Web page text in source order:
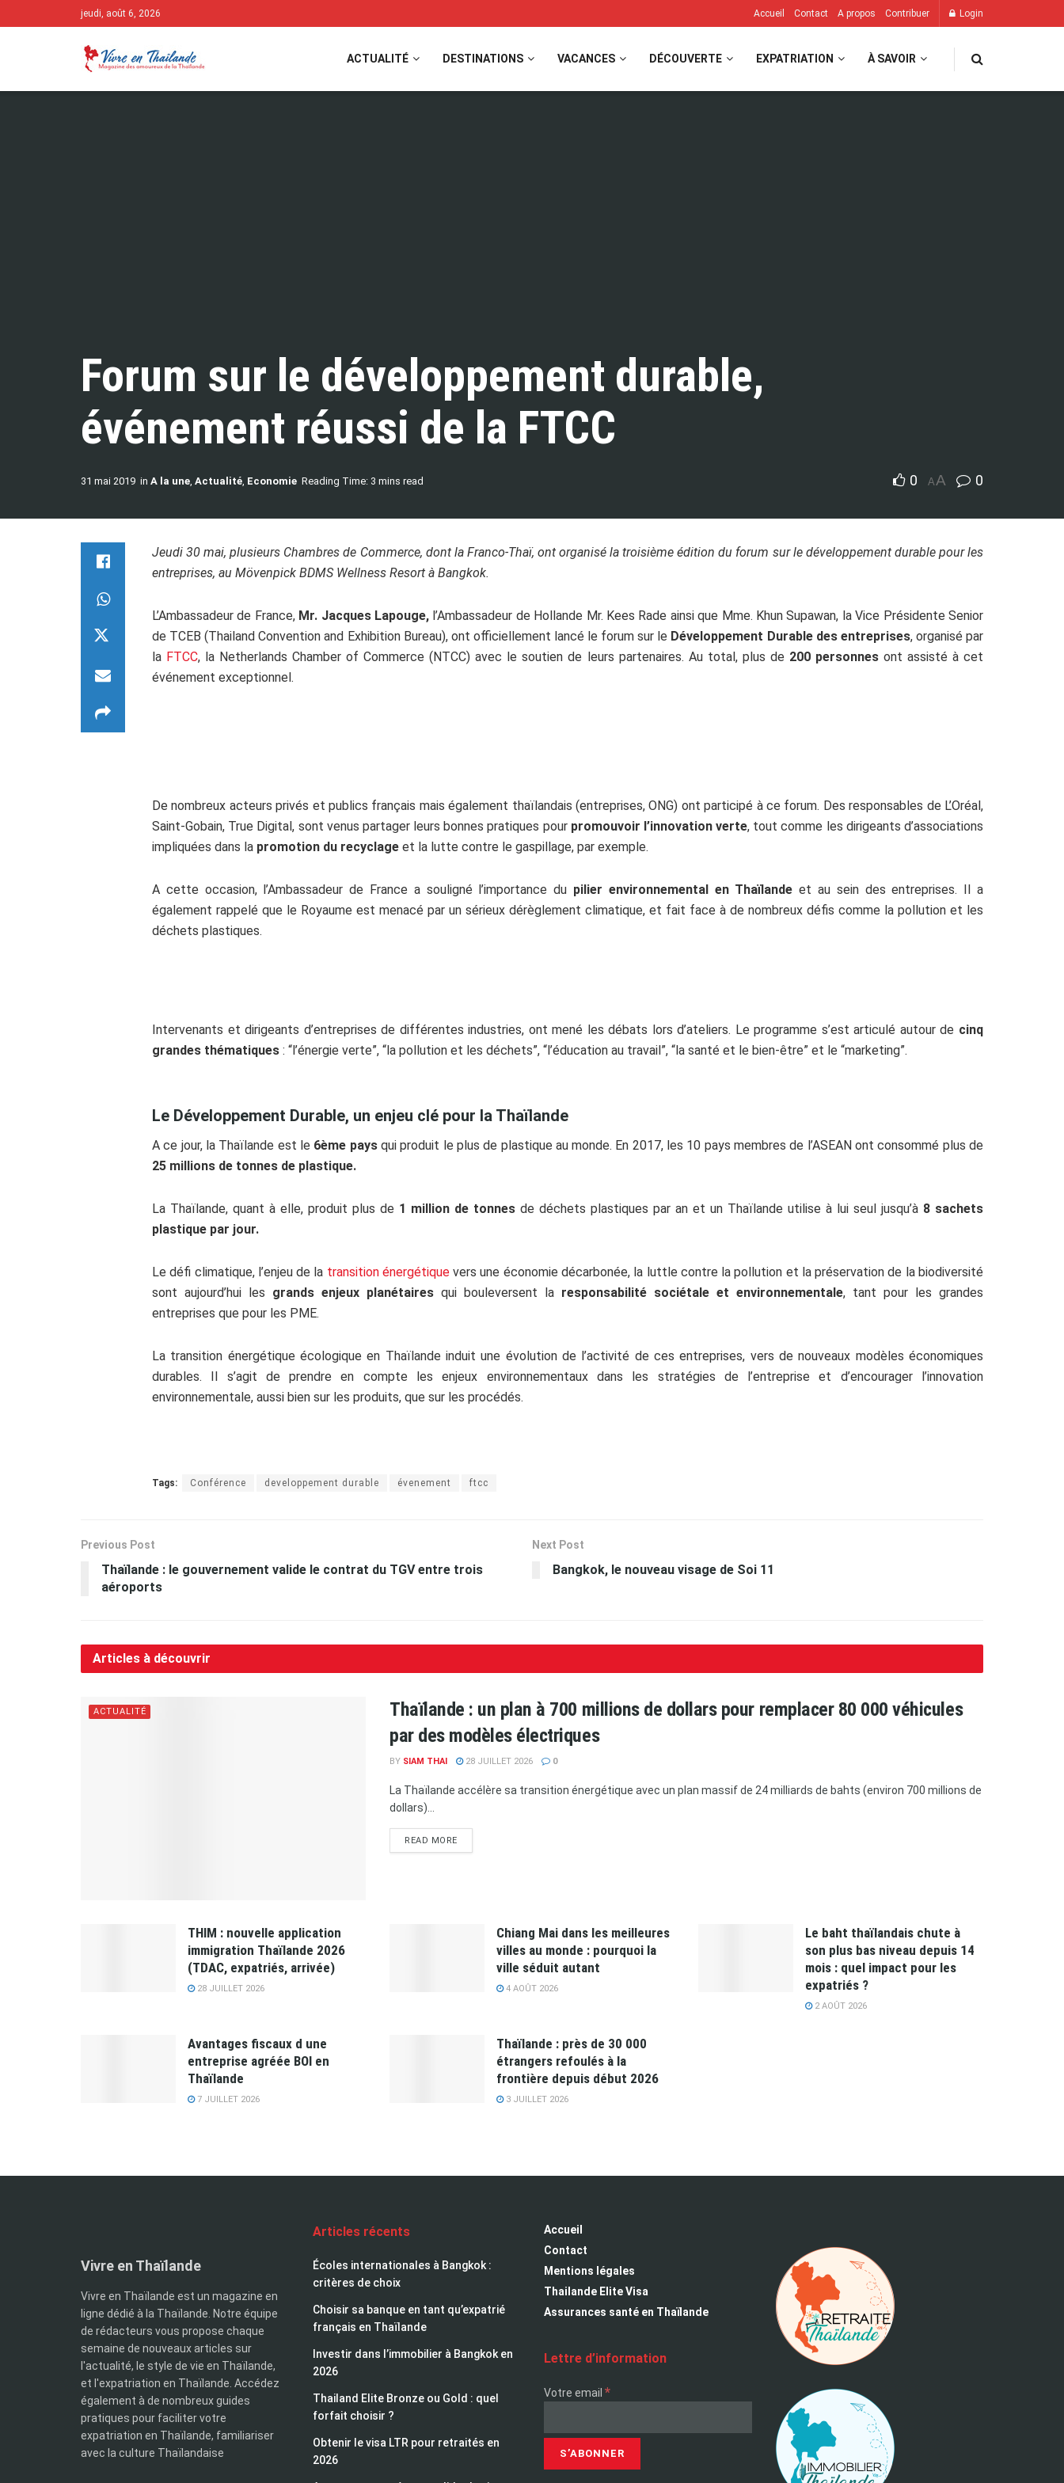
jeudi, août 6, 2026 Accueil Contact A propos Contribuer Login
ACTUALITÉ DESTINATIONS VACANCES DÉCOUVERTE EXPATRIATION À SAVOIR
Forum sur le développement durable,
événement réussi de la FTCC
31 mai 2019 in A la une, Actualité, Economie Reading Time: 3 mins read 0 AA 0
Jeudi 30 mai, plusieurs Chambres de Commerce, dont la Franco-Thaï, ont organisé la troisième édition du forum sur le développement durable pour les
entreprises, au Mövenpick BDMS Wellness Resort à Bangkok.
L’Ambassadeur de France, Mr. Jacques Lapouge, l’Ambassadeur de Hollande Mr. Kees Rade ainsi que Mme. Khun Supawan, la Vice Présidente Senior
de TCEB (Thailand Convention and Exhibition Bureau), ont officiellement lancé le forum sur le Développement Durable des entreprises, organisé par
la FTCC, la Netherlands Chamber of Commerce (NTCC) avec le soutien de leurs partenaires. Au total, plus de 200 personnesont assisté à cet
événement exceptionnel.
De nombreux acteurs privés et publics français mais également thaïlandais (entreprises, ONG) ont participé à ce forum. Des responsables de L’Oréal,
Saint-Gobain, True Digital, sont venus partager leurs bonnes pratiques pour promouvoir l’innovation verte, tout comme les dirigeants d’associations
impliquées dans la promotion du recyclage et la lutte contre le gaspillage, par exemple.
A cette occasion, l’Ambassadeur de France a souligné l’importance du pilier environnemental en Thaïlande et au sein des entreprises. Il a
également rappelé que le Royaume est menacé par un sérieux dérèglement climatique, et fait face à de nombreux défis comme la pollution et les
déchets plastiques.
Intervenants et dirigeants d’entreprises de différentes industries, ont mené les débats lors d’ateliers. Le programme s’est articulé autour de cinq
grandes thématiques : “l’énergie verte”, “la pollution et les déchets”, “l’éducation au travail”, “la santé et le bien-être” et le “marketing”.
Le Développement Durable, un enjeu clé pour la Thaïlande
A ce jour, la Thaïlande est le 6ème paysqui produit le plus de plastique au monde. En 2017, les 10 pays membres de l’ASEAN ont consommé plus de
25 millions de tonnes de plastique.
La Thaïlande, quant à elle, produit plus de 1 million de tonnes de déchets plastiques par an et un Thaïlande utilise à lui seul jusqu’à 8 sachets
plastique par jour.
Le défi climatique, l’enjeu de la transition énergétiquevers une économie décarbonée, la luttle contre la pollution et la préservation de la biodiversité
sont aujourd’hui les grands enjeux planétaires qui bouleversent la responsabilité sociétale et environnementale, tant pour les grandes
entreprises que pour les PME.
La transition énergétique écologique en Thaïlande induit une évolution de l’activité de ces entreprises, vers de nouveaux modèles économiques
durables. Il s’agit de prendre en compte les enjeux environnementaux dans les stratégies de l’entreprise et d’encourager l’innovation
environnementale, aussi bien sur les produits, que sur les procédés.
Tags: Conférence developpement durable évenement ftcc
Previous Post
Thaïlande : le gouvernement valide le contrat du TGV entre trois
aéroports
Next Post
Bangkok, le nouveau visage de Soi 11
Articles à découvrir
ACTUALITÉ
Thaïlande : un plan à 700 millions de dollars pour remplacer 80 000 véhicules
par des modèles électriques
BY SIAM THAI 28 JUILLET 2026 0
La Thaïlande accélère sa transition énergétique avec un plan massif de 24 milliards de bahts (environ 700 millions de
dollars)...
READ MORE
THIM : nouvelle application
immigration Thaïlande 2026
(TDAC, expatriés, arrivée)
28 JUILLET 2026
Chiang Mai dans les meilleures
villes au monde : pourquoi la
ville séduit autant
4 AOÛT 2026
Le baht thaïlandais chute à
son plus bas niveau depuis 14
mois : quel impact pour les
expatriés ?
2 AOÛT 2026
Avantages fiscaux d une
entreprise agréée BOI en
Thaïlande
7 JUILLET 2026
Thaïlande : près de 30 000
étrangers refoulés à la
frontière depuis début 2026
3 JUILLET 2026
Vivre en Thaïlande
Vivre en Thaïlande est un magazine en
ligne dédié à la Thaïlande. Notre équipe
de rédacteurs vous propose chaque
semaine de nouveaux articles sur
l'actualité, le style de vie en Thaïlande,
et l'expatriation en Thaïlande. Accédez
également à de nombreux guides
pratiques pour faciliter votre
expatriation en Thaïlande, familiariser
avec la culture Thaïlandaise
Articles récents
Écoles internationales à Bangkok :
critères de choix
Choisir sa banque en tant qu’expatrié
français en Thaïlande
Investir dans l’immobilier à Bangkok en
2026
Thailand Elite Bronze ou Gold : quel
forfait choisir ?
Obtenir le visa LTR pour retraités en
2026
Accueil
Contact
Mentions légales
Thailande Elite Visa
Assurances santé en Thaïlande
Lettre d’information
Votre email *